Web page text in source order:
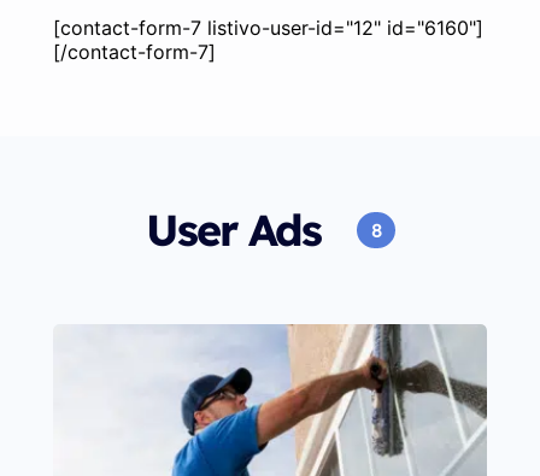
[contact-form-7 listivo-user-id="12" id="6160"]
[/contact-form-7]
User Ads 8